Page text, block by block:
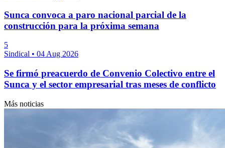
Sunca convoca a paro nacional parcial de la
construcción para la próxima semana
5
Sindical • 04 Aug 2026
Se firmó preacuerdo de Convenio Colectivo entre el
Sunca y el sector empresarial tras meses de conflicto
Más noticias